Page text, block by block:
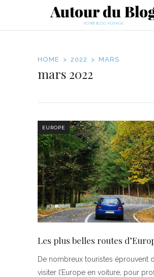
HOME 2022 MARS
mars 2022
EUROPE
Les plus belles routes
De nombreux touristes éprouvent
visiter l’Europe en voiture, pour